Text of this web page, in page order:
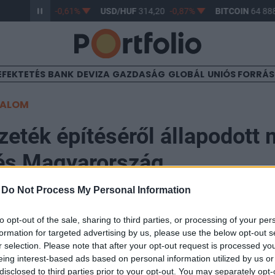
Do Not Process My Personal Information
opt-out of the sale, sharing to third parties, or processing of your
for targeted advertising by us, please use the below opt-out
selection. Please note that after your opt-out request is processed
interest-based ads based on personal information utilized by us
to third parties prior to your opt-out. You may separately
363,17 -0,61% USD/HUF314,20 -0,87% BITCOIN64
BANK DEVIZA GAZDASÁG GLOBÁL UNIÓS
építéséről állapodott
Magyarország
keresztező földgázszállító vezeték építésével,
kapcsolatos együttműködésről írt alá kormányközi